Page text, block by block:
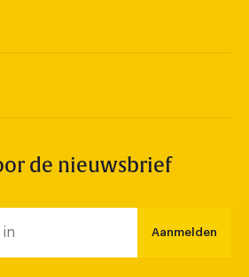
de nieuwsbrief
Aanmelden